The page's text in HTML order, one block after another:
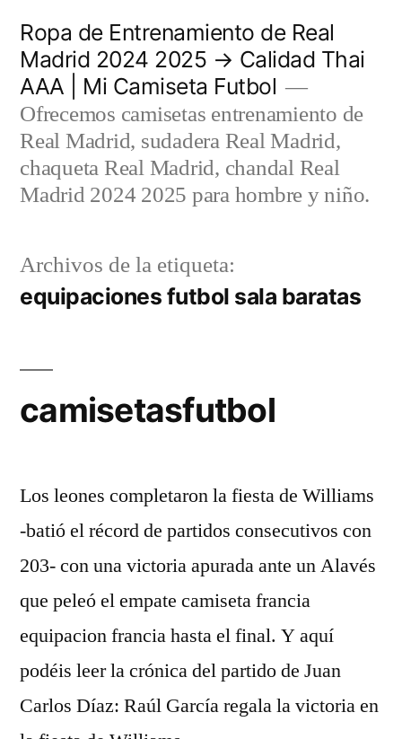
contenido
Ropa de Entrenamiento de Real
Madrid 2024 2025 → Calidad Thai
AAA | Mi Camiseta Futbol
Ofrecemos camisetas entrenamiento de
Real Madrid, sudadera Real Madrid,
chaqueta Real Madrid, chandal Real
Madrid 2024 2025 para hombre y niño.
Archivos de la etiqueta:
equipaciones futbol sala baratas
camisetasfutbol
Los leones completaron la fiesta de Williams
-batió el récord de partidos consecutivos con
203- con una victoria apurada ante un Alavés
que peleó el empate camiseta francia
equipacion francia hasta el final. Y aquí
podéis leer la crónica del partido de Juan
Carlos Díaz: Raúl García regala la victoria en